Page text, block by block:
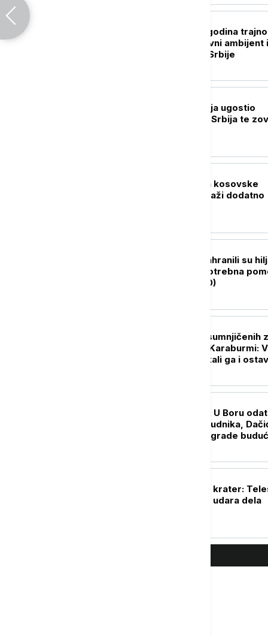
Tabaković: Za 14 godina trajno
unapređeni poslovni ambijent i
ekonomska slika Srbije
Vučić u Palati Srbija ugostio
učesnike kampa "Srbija te
Prekinuta sednica kosovske
skupštine, Kurti traži dodatno
Za godinu dana nahranili su
ljudi, sada im je potrebna
da nastave (VIDEO)
Pritvor za troje osumnjičenih
jezivo ubistvo na Karaburmi:
muškarca, opljačkali ga i
Dan rudara Srbije: U Boru
počast osnivaču rudnika,
poručio da rudari grade
Mesec dobio novi krater:
zabeležio dokaze udara dela